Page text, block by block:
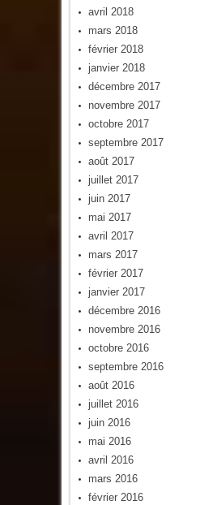
avril 2018
mars 2018
février 2018
janvier 2018
décembre 2017
novembre 2017
octobre 2017
septembre 2017
août 2017
juillet 2017
juin 2017
mai 2017
avril 2017
mars 2017
février 2017
janvier 2017
décembre 2016
novembre 2016
octobre 2016
septembre 2016
août 2016
juillet 2016
juin 2016
mai 2016
avril 2016
mars 2016
février 2016